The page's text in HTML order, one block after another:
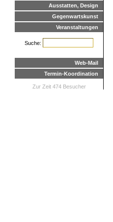
Ausstatten, Design
Gegenwartskunst
Veranstaltungen
Suche:
Web-Mail
Termin-Koordination
Zur Zeit 474 Besucher